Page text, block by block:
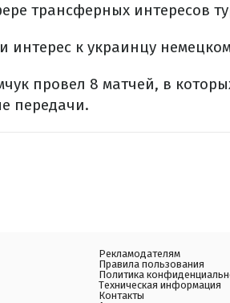
трансферных интересов
к украинцу
провел 8 матчей, в
передачи.
Рекламодателям
Правила пользования
Политика
Техническая информация
Контакты